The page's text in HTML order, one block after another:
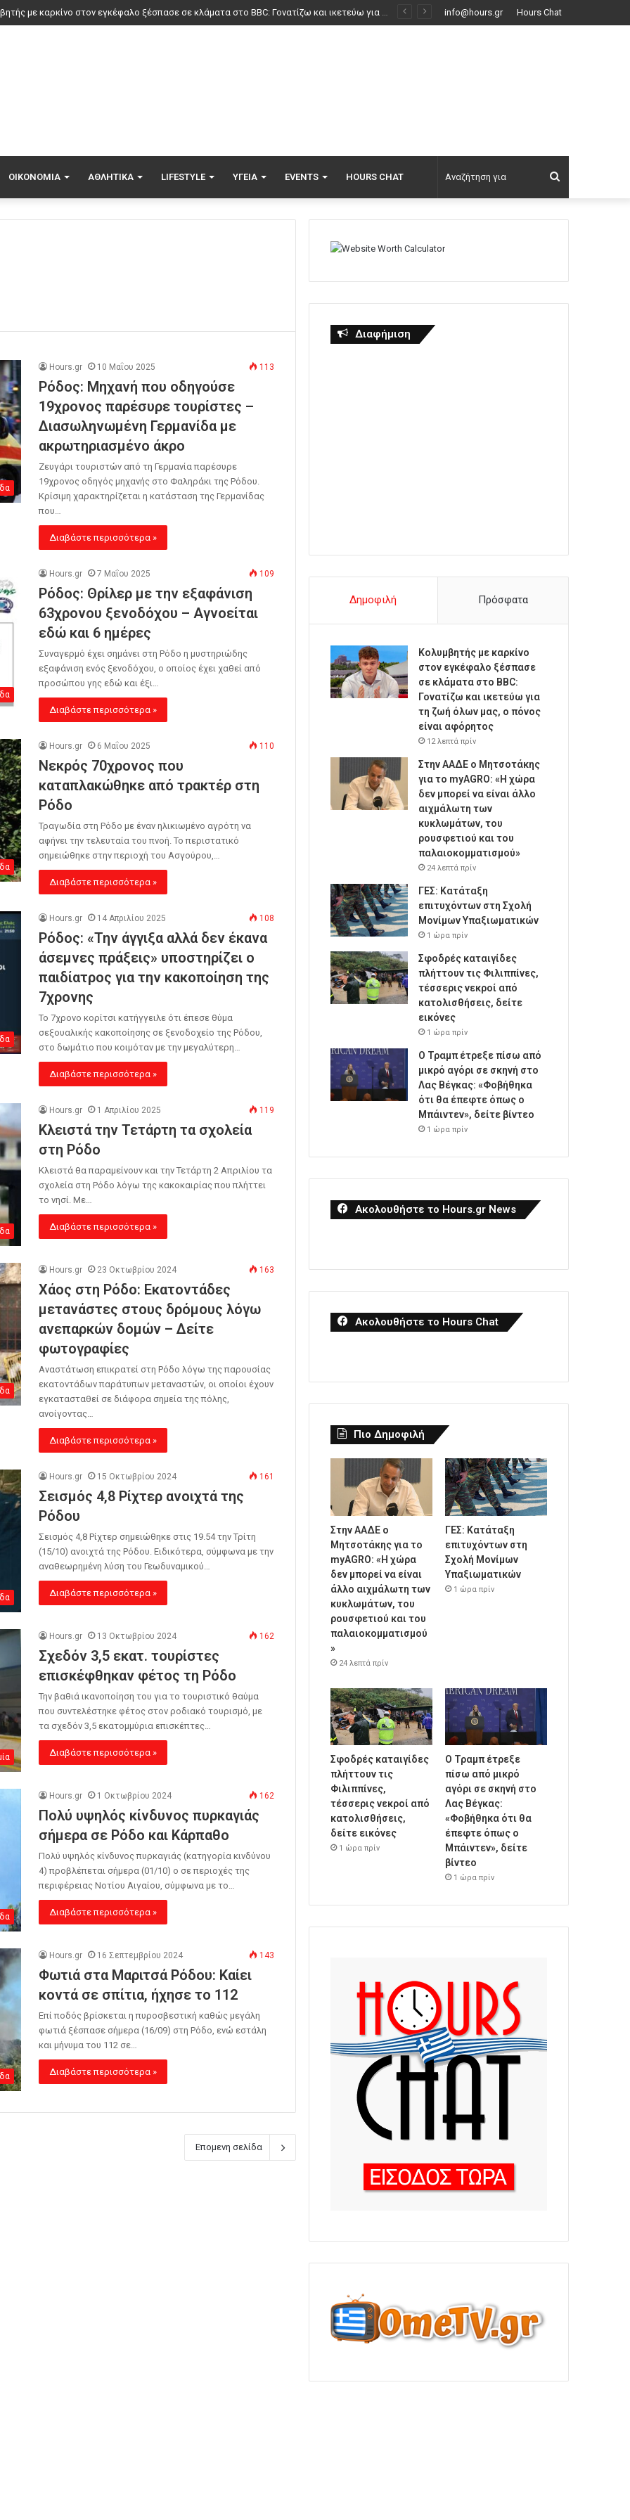
Στην ΑΑΔΕ ο Μητσοτάκης για το myAGRO: «Η χώρα δεν μπορεί να είναι άλλο αιχμάλωτη των κυκλωμάτων, του ρουσφετιού και του παλαιοκομματισμού» info@hours.gr Hours Chat
ΟΙΚΟΝΟΜΊΑ ΑΘΛΗΤΙΚΆ LIFESTYLE ΥΓΕΊΑ EVENTS HOURS CHAT
για
Hours.gr 10 Μαΐου 2025 113
Ρόδος: Μηχανή που οδηγούσε
19χρονος παρέσυρε τουρίστες –
Διασωληνωμένη Γερμανίδα με
ακρωτηριασμένο άκρο
Ζευγάρι τουριστών από τη Γερμανία παρέσυρε
19χρονος οδηγός μηχανής στο Φαληράκι της Ρόδου.
Κρίσιμη χαρακτηρίζεται η κατάσταση της Γερμανίδας
που…
Διαβάστε περισσότερα »
Hours.gr 7 Μαΐου 2025 109
Ρόδος: Θρίλερ με την εξαφάνιση
63χρονου ξενοδόχου – Αγνοείται
εδώ και 6 ημέρες
Συναγερμό έχει σημάνει στη Ρόδο η μυστηριώδης
εξαφάνιση ενός ξενοδόχου, ο οποίος έχει χαθεί από
προσώπου γης εδώ και έξι…
Διαβάστε περισσότερα »
Hours.gr 6 Μαΐου 2025 110
Νεκρός 70χρονος που
καταπλακώθηκε από τρακτέρ στη
Ρόδο
Τραγωδία στη Ρόδο με έναν ηλικιωμένο αγρότη να
αφήνει την τελευταία του πνοή. Το περιστατικό
σημειώθηκε στην περιοχή του Ασγούρου,…
Διαβάστε περισσότερα »
Hours.gr 14 Απριλίου 2025 108
Ρόδος: «Την άγγιξα αλλά δεν έκανα
άσεμνες πράξεις» υποστηρίζει ο
παιδίατρος για την κακοποίηση της
7χρονης
Το 7χρονο κορίτσι κατήγγειλε ότι έπεσε θύμα
σεξουαλικής κακοποίησης σε ξενοδοχείο της Ρόδου,
στο δωμάτιο που κοιμόταν με την μεγαλύτερη…
Διαβάστε περισσότερα »
Hours.gr 1 Απριλίου 2025 119
Κλειστά την Τετάρτη τα σχολεία
στη Ρόδο
Κλειστά θα παραμείνουν και την Τετάρτη 2 Απριλίου τα
σχολεία στη Ρόδο λόγω της κακοκαιρίας που πλήττει
το νησί. Με…
Διαβάστε περισσότερα »
Hours.gr 23 Οκτωβρίου 2024 163
Χάος στη Ρόδο: Εκατοντάδες
μετανάστες στους δρόμους λόγω
ανεπαρκών δομών – Δείτε
φωτογραφίες
Αναστάτωση επικρατεί στη Ρόδο λόγω της παρουσίας
εκατοντάδων παράτυπων μεταναστών, οι οποίοι έχουν
εγκατασταθεί σε διάφορα σημεία της πόλης,
ανοίγοντας…
Διαβάστε περισσότερα »
Hours.gr 15 Οκτωβρίου 2024 161
Σεισμός 4,8 Ρίχτερ ανοιχτά της
Ρόδου
Σεισμός 4,8 Ρίχτερ σημειώθηκε στις 19.54 την Τρίτη
(15/10) ανοιχτά της Ρόδου. Ειδικότερα, σύμφωνα με την
αναθεωρημένη λύση του Γεωδυναμικού…
Διαβάστε περισσότερα »
Hours.gr 13 Οκτωβρίου 2024 162
Σχεδόν 3,5 εκατ. τουρίστες
επισκέφθηκαν φέτος τη Ρόδο
Την βαθιά ικανοποίηση του για το τουριστικό θαύμα
που συντελέστηκε φέτος στον ροδιακό τουρισμό, με
τα σχεδόν 3,5 εκατομμύρια επισκέπτες…
Διαβάστε περισσότερα »
Hours.gr 1 Οκτωβρίου 2024 162
Πολύ υψηλός κίνδυνος πυρκαγιάς
σήμερα σε Ρόδο και Κάρπαθο
Πολύ υψηλός κίνδυνος πυρκαγιάς (κατηγορία κινδύνου
4) προβλέπεται σήμερα (01/10) ο σε περιοχές της
περιφέρειας Νοτίου Αιγαίου, σύμφωνα με το…
Διαβάστε περισσότερα »
Hours.gr 16 Σεπτεμβρίου 2024 143
Φωτιά στα Μαριτσά Ρόδου: Καίει
κοντά σε σπίτια, ήχησε το 112
Επί ποδός βρίσκεται η πυροσβεστική καθώς μεγάλη
φωτιά ξέσπασε σήμερα (16/09) στη Ρόδο, ενώ εστάλη
και μήνυμα του 112 σε…
Διαβάστε περισσότερα »
Επομενη σελίδα
Διαφήμιση
Δημοφιλή Πρόσφατα
Κολυμβητής με καρκίνο
στον εγκέφαλο ξέσπασε
σε κλάματα στο BBC:
Γονατίζω και ικετεύω για
τη ζωή όλων μας, ο πόνος
είναι αφόρητος
12 λεπτά πρίν
Στην ΑΑΔΕ ο Μητσοτάκης
για το myAGRO: «Η χώρα
δεν μπορεί να είναι άλλο
αιχμάλωτη των
κυκλωμάτων, του
ρουσφετιού και του
παλαιοκομματισμού»
24 λεπτά πρίν
ΓΕΣ: Κατάταξη
επιτυχόντων στη Σχολή
Μονίμων Υπαξιωματικών
1 ώρα πρίν
Σφοδρές καταιγίδες
πλήττουν τις Φιλιππίνες,
τέσσερις νεκροί από
κατολισθήσεις, δείτε
εικόνες
1 ώρα πρίν
Ο Τραμπ έτρεξε πίσω από
μικρό αγόρι σε σκηνή στο
Λας Βέγκας: «Φοβήθηκα
ότι θα έπεφτε όπως ο
Μπάιντεν», δείτε βίντεο
1 ώρα πρίν
Ακολουθήστε το Hours.gr News
Ακολουθήστε το Hours Chat
Πιο Δημοφιλή
Στην ΑΑΔΕ ο
Μητσοτάκης για το
myAGRO: «Η χώρα
δεν μπορεί να είναι
άλλο αιχμάλωτη των
κυκλωμάτων, του
ρουσφετιού και του
παλαιοκομματισμού
»
24 λεπτά πρίν
ΓΕΣ: Κατάταξη
επιτυχόντων στη
Σχολή Μονίμων
Υπαξιωματικών
1 ώρα πρίν
Σφοδρές καταιγίδες
πλήττουν τις
Φιλιππίνες,
τέσσερις νεκροί από
κατολισθήσεις,
δείτε εικόνες
1 ώρα πρίν
Ο Τραμπ έτρεξε
πίσω από μικρό
αγόρι σε σκηνή στο
Λας Βέγκας:
«Φοβήθηκα ότι θα
έπεφτε όπως ο
Μπάιντεν», δείτε
βίντεο
1 ώρα πρίν